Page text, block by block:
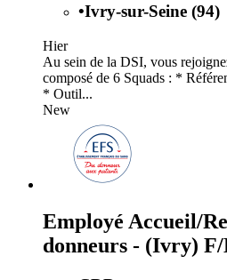
•Ivry-sur-Seine (94)
Hier
Au sein de la DSI, vous
composé de 6 Squads : *
* Outil...
New
Employé Accueil/
donneurs - (Ivry)